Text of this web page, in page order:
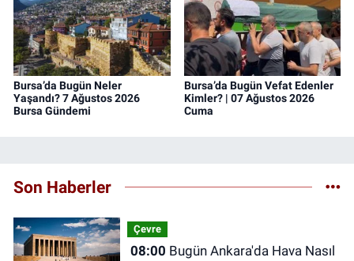
Bursa’da Bugün Neler
Yaşandı? 7 Ağustos 2026
Bursa Gündemi
Bursa’da Bugün Vefat Edenler
Kimler? | 07 Ağustos 2026
Cuma
Son Haberler
Çevre
08:00